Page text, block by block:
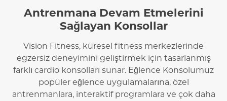
Antrenmana Devam Etmelerini
Sağlayan Konsollar
Vision Fitness, küresel fitness merkezlerinde
egzersiz deneyimini geliştirmek için tasarlanmış
farklı cardio konsolları sunar. Eğlence Konsolumuz
popüler eğlence uygulamalarına, özel
antrenmanlara, interaktif programlara ve çok daha